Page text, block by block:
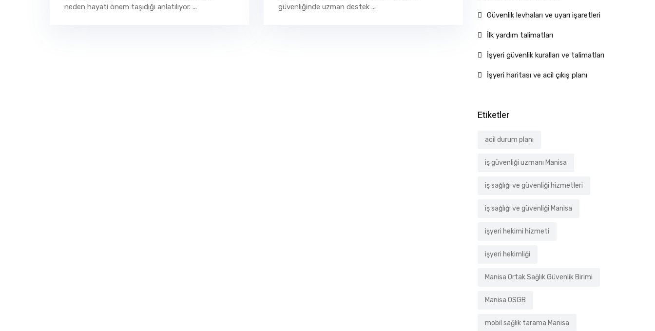
neden hayati önem taşıdığı anlatılıyor. ...
güvenliğinde uzman destek ...
Güvenlik levhaları ve uyarı işaretleri
İlk yardım talimatları
İşyeri güvenlik kuralları ve talimatları
İşyeri haritası ve acil çıkış planı
Etiketler
acil durum planı
iş güvenliği uzmanı Manisa
iş sağlığı ve güvenliği hizmetleri
iş sağlığı ve güvenliği Manisa
işyeri hekimi hizmeti
işyeri hekimliği
Manisa Ortak Sağlık Güvenlik Birimi
Manisa OSGB
mobil sağlık tarama Manisa